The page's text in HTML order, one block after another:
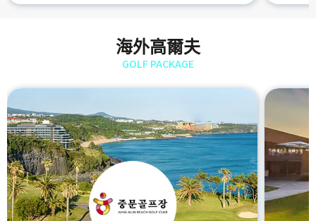
海外高爾夫
GOLF PACKAGE